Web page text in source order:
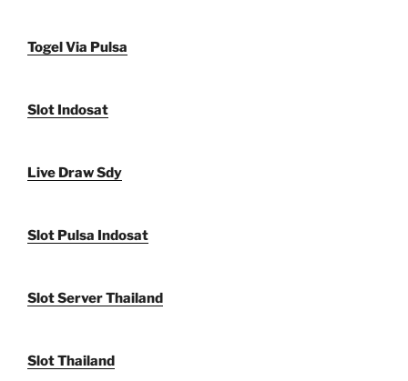
Togel Via Pulsa
Slot Indosat
Live Draw Sdy
Slot Pulsa Indosat
Slot Server Thailand
Slot Thailand